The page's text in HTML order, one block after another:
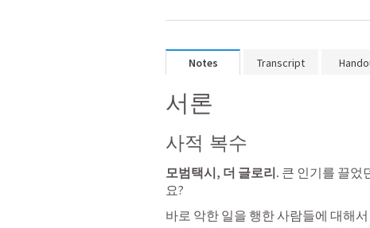
Notes Transcript
서론
사적 복수
모범택시, 더 글로리. 큰 인기를 끌었
요?
바로 악한 일을 행한 사람들에 대해